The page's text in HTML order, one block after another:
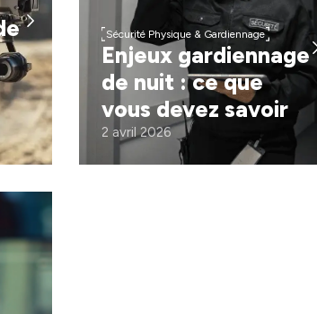
Sécurité Physique & Gardiennage
Enjeux gardiennage
de nuit : ce que
vous devez savoir
2 avril 2026